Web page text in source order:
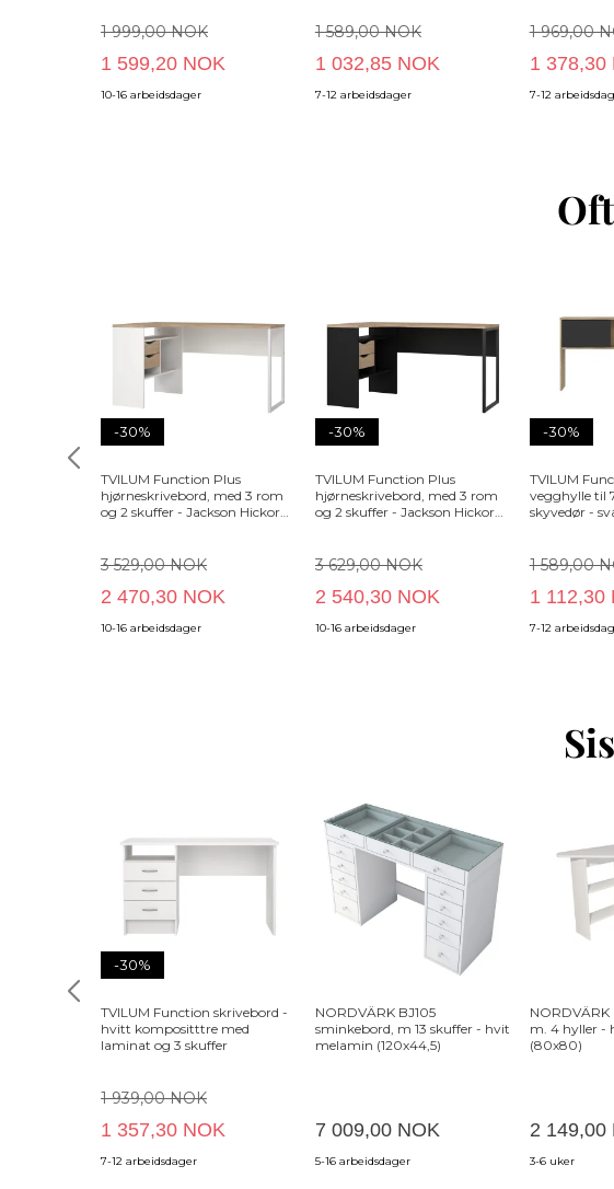
1 999,00 NOK
1 599,20 NOK
10-16 arbeidsdager
1 589,00 NOK
1 032,85 NOK
7-12 arbeidsdager
1 969,00
1 378,30
7-12
-30%
TVILUM Function Plus
hjørneskrivebord, med 3 rom
og 2 skuffer - Jackson Hickory
3 529,00 NOK
2 470,30 NOK
10-16 arbeidsdager
-30%
TVILUM Function Plus
hjørneskrivebord, med 3 rom
og 2 skuffer - Jackson Hickory
3 629,00 NOK
2 540,30 NOK
10-16 arbeidsdager
-30%
TVILUM
vegghylle til
skyvedør -
1 589,00
1 112,30
7-12
-30%
TVILUM Function skrivebord -
hvitt kompositttre med
laminat og 3 skuffer
1 939,00 NOK
1 357,30 NOK
7-12 arbeidsdager
NORDVÄRK BJ105
sminkebord, m 13 skuffer - hvit
melamin (120x44,5)
7 009,00 NOK
5-16 arbeidsdager
NORDVÄRK
m. 4 hyller -
(80x80)
2 149,00
3-6 uker